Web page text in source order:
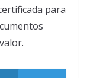
para